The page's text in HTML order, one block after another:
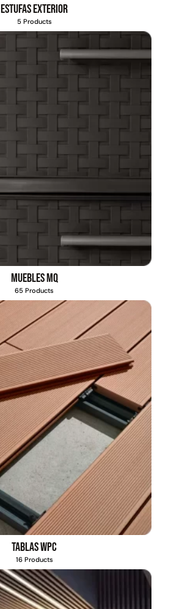
Estufas exterior
5 Products
Muebles MQ
65 Products
Tablas WPC
16 Products